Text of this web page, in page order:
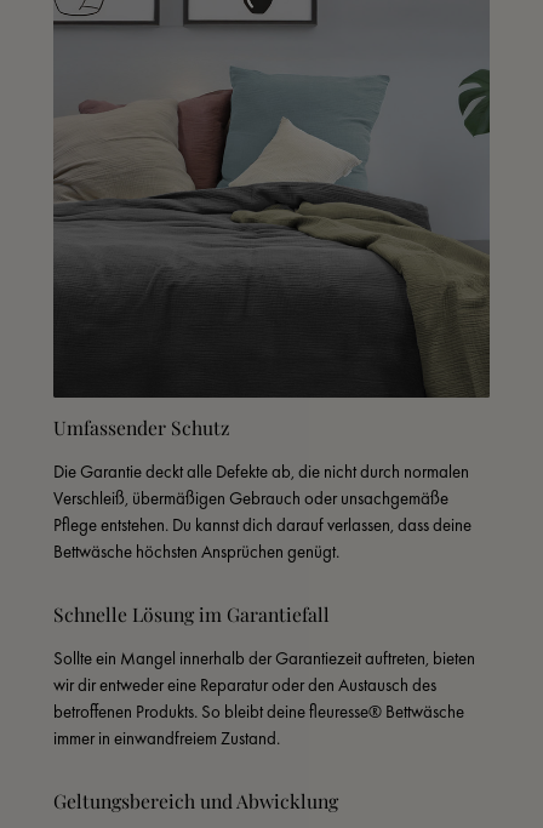
Umfassender Schutz
Die Garantie deckt alle Defekte ab, die nicht durch normalen
Verschleiß, übermäßigen Gebrauch oder unsachgemäße
Pflege entstehen. Du kannst dich darauf verlassen, dass deine
Bettwäsche höchsten Ansprüchen genügt.
Schnelle Lösung im Garantiefall
Sollte ein Mangel innerhalb der Garantiezeit auftreten, bieten
wir dir entweder eine Reparatur oder den Austausch des
betroffenen Produkts. So bleibt deine fleuresse® Bettwäsche
immer in einwandfreiem Zustand.
Geltungsbereich und Abwicklung